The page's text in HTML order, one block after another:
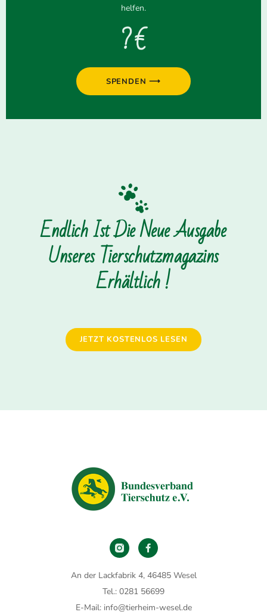
helfen.
? €
SPENDEN ⟶
Endlich Ist Die Neue Ausgabe
Unseres Tierschutzmagazins
Erhältlich !
JETZT KOSTENLOS LESEN
An der Lackfabrik 4, 46485 Wesel
Tel.: 0281 56699
E-Mail: info@tierheim-wesel.de